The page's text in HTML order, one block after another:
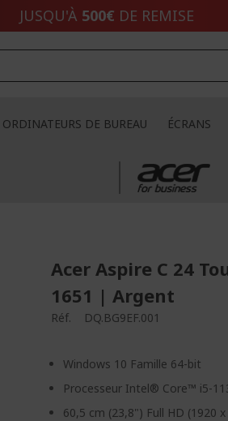
JUSQU'À 500€ DE REMISE
ORDINATEURS DE BUREAU ÉCRANS
Acer Aspire C 24
1651 | Argent
Réf. DQ.BG9EF.001
Windows 10 Famille 64-bit
Processeur Intel® Core™ i5-
60,5 cm (23,8") Full HD (1920